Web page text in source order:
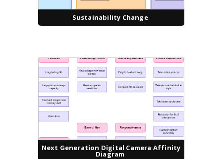
Sustainability Change
Next Generation Digital Camera Affinity
Diagram